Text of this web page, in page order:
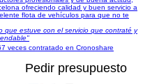
ofreciendo calidad y buen servicio a
flota de vehículos para que no te
que estuve con el servicio que contraté y
veces contratado en Cronoshare
Pedir presupuesto